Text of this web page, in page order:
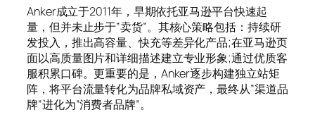
Anker成立于2011年，早期依托亚马逊平台快速起
量，但并未止步于”卖货”。其核心策略包括：持续研
发投入，推出高容量、快充等差异化产品;在亚马逊页
面以高质量图片和详细描述建立专业形象;通过优质客
服积累口碑。更重要的是，Anker逐步构建独立站矩
阵，将平台流量转化为品牌私域资产，最终从”渠道品
牌”进化为”消费者品牌”。